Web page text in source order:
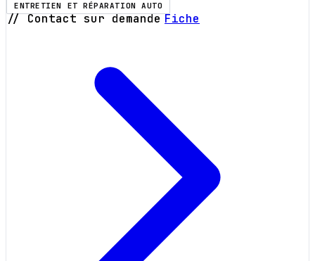
ENTRETIEN ET RÉPARATION AUTO
// Contact sur demande Fiche